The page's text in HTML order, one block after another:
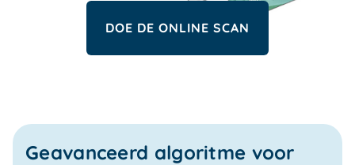
DOE DE ONLINE SCAN
Geavanceerd algoritme voor